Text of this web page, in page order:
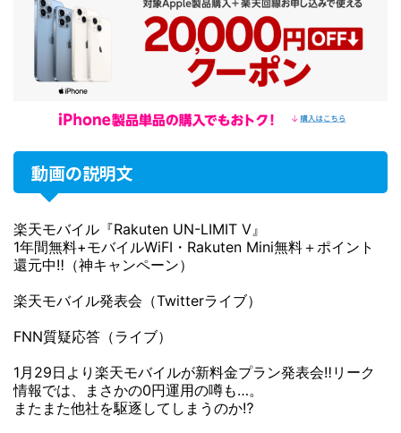
動画の説明文
楽天モバイル『Rakuten UN-LIMIT V』
1年間無料+モバイルWiFI・Rakuten Mini無料＋ポイント
還元中‼（神キャンペーン）
楽天モバイル発表会（Twitterライブ）
FNN質疑応答（ライブ）
1月29日より楽天モバイルが新料金プラン発表会‼リーク
情報では、まさかの0円運用の噂も…。
またまた他社を駆逐してしまうのか⁉